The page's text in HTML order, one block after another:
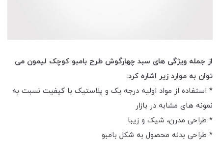
از جمله ویژگی های سبد چهارگوش طرح بامبو کوچک لیمون می
توان به موارد زیر اشاره کرد:
* استفاده از مواد اولیه درجه یک و پلاستیک با کیفیت نسبت به
نمونه های مشابه در بازار
* طراحی مدرن، شیک و زیبا
* طراحی بدنه محصول به شکل بامبو